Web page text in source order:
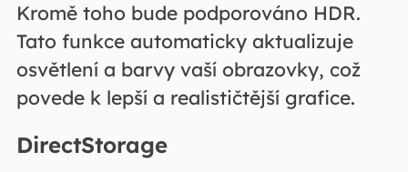
Kromě toho bude podporováno HDR.
Tato funkce automaticky aktualizuje
osvětlení a barvy vaší obrazovky, což
povede k lepší a realističtější grafice.
DirectStorage